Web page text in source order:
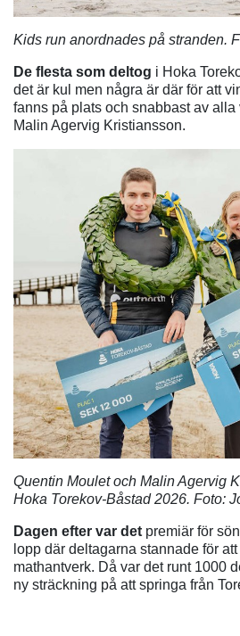
Kids run anordnades på stranden.
De flesta som deltog i Hoka
det är kul men några är där för att
fanns på plats och snabbast av
Malin Agervig Kristiansson.
Quentin Moulet och Malin Agervig
Hoka Torekov-Båstad 2026. Foto:
Dagen efter var det premiär för
lopp där deltagarna stannade för
mathantverk. Då var det runt 1000
ny sträckning på att springa från